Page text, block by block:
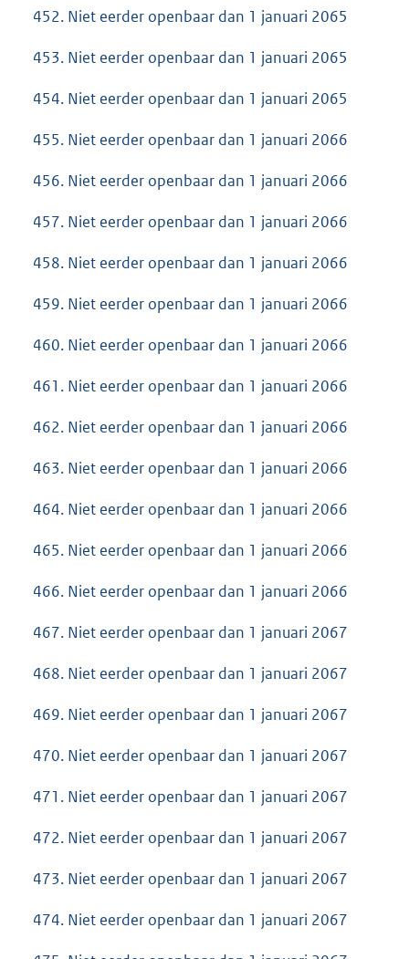
452. Niet eerder openbaar dan 1 januari 2065
453. Niet eerder openbaar dan 1 januari 2065
454. Niet eerder openbaar dan 1 januari 2065
455. Niet eerder openbaar dan 1 januari 2066
456. Niet eerder openbaar dan 1 januari 2066
457. Niet eerder openbaar dan 1 januari 2066
458. Niet eerder openbaar dan 1 januari 2066
459. Niet eerder openbaar dan 1 januari 2066
460. Niet eerder openbaar dan 1 januari 2066
461. Niet eerder openbaar dan 1 januari 2066
462. Niet eerder openbaar dan 1 januari 2066
463. Niet eerder openbaar dan 1 januari 2066
464. Niet eerder openbaar dan 1 januari 2066
465. Niet eerder openbaar dan 1 januari 2066
466. Niet eerder openbaar dan 1 januari 2066
467. Niet eerder openbaar dan 1 januari 2067
468. Niet eerder openbaar dan 1 januari 2067
469. Niet eerder openbaar dan 1 januari 2067
470. Niet eerder openbaar dan 1 januari 2067
471. Niet eerder openbaar dan 1 januari 2067
472. Niet eerder openbaar dan 1 januari 2067
473. Niet eerder openbaar dan 1 januari 2067
474. Niet eerder openbaar dan 1 januari 2067